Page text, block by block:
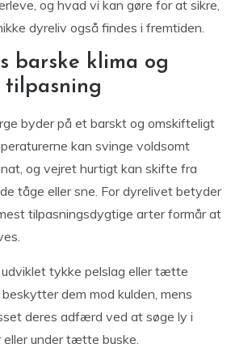
og hvad vi kan gøre for at sikre,
dyreliv også findes i fremtiden.
barske klima og
tilpasning
byder på et barskt og omskifteligt
kan svinge voldsomt
og vejret hurtigt kan skifte fra
tåge eller sne. For dyrelivet betyder
tilpasningsdygtige arter formår at
tykke pelslag eller tætte
dem mod kulden, mens
deres adfærd ved at søge ly i
eller under tætte buske.